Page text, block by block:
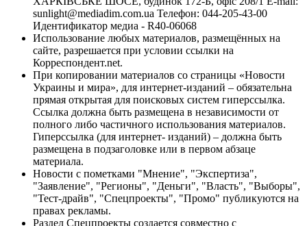
sunlight@mediadim.com.ua Телефон: 044-205-43-00
Идентификатор медиа - R40-06068
Использование любых материалов, размещённых на
сайте, разрешается при условии ссылки на
Корреспондент.net.
При копировании материалов со страницы «Новости
Украины и мира», для интернет-изданий – обязательна
прямая открытая для поисковых систем гиперссылка.
Ссылка должна быть размещена в независимости от
полного либо частичного использования материалов.
Гиперссылка (для интернет- изданий) – должна быть
размещена в подзаголовке или в первом абзаце
материала.
Новости с пометками "Мнение", "Экспертиза",
"Заявление", "Регионы", "Деньги", "Власть", "Выборы",
"Тест-драйв", "Спецпроекты", "Промо" публикуются на
правах рекламы.
Раздел Спецпроекты создается совместно с